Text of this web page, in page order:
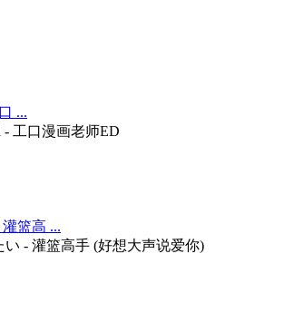
...
- 工口漫画老师ED
篮高 ...
- 灌篮高手 (好想大声说爱你)